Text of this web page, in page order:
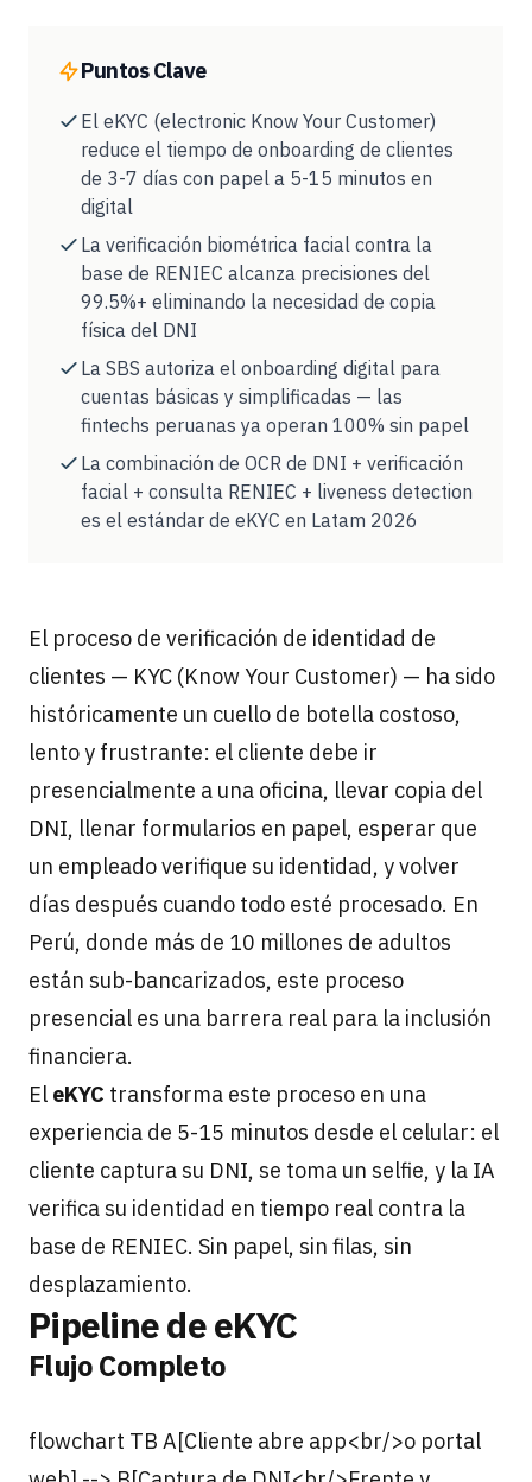
Puntos Clave
El eKYC (electronic Know Your Customer)
reduce el tiempo de onboarding de clientes
de 3-7 días con papel a 5-15 minutos en
digital
La verificación biométrica facial contra la
base de RENIEC alcanza precisiones del
99.5%+ eliminando la necesidad de copia
física del DNI
La SBS autoriza el onboarding digital para
cuentas básicas y simplificadas — las
fintechs peruanas ya operan 100% sin papel
La combinación de OCR de DNI + verificación
facial + consulta RENIEC + liveness detection
es el estándar de eKYC en Latam 2026
El proceso de verificación de identidad de
clientes — KYC (Know Your Customer) — ha sido
históricamente un cuello de botella costoso,
lento y frustrante: el cliente debe ir
presencialmente a una oficina, llevar copia del
DNI, llenar formularios en papel, esperar que
un empleado verifique su identidad, y volver
días después cuando todo esté procesado. En
Perú, donde más de 10 millones de adultos
están sub-bancarizados, este proceso
presencial es una barrera real para la inclusión
financiera.
El eKYC transforma este proceso en una
experiencia de 5-15 minutos desde el celular: el
cliente captura su DNI, se toma un selfie, y la IA
verifica su identidad en tiempo real contra la
base de RENIEC. Sin papel, sin filas, sin
desplazamiento.
Pipeline de eKYC
Flujo Completo
flowchart TB A[Cliente abre app<br/>o portal